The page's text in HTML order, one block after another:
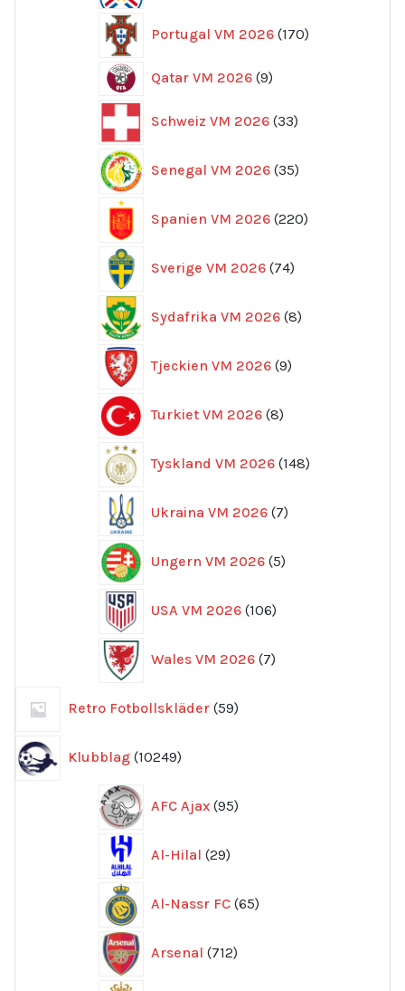
Portugal VM 2026 170
produkter
Qatar VM 2026 99
Schweiz VM 2026 33
produkter
Senegal VM 2026 35
produkter
Spanien VM 2026 220
produkter
Sverige VM 2026 74
produkter
Sydafrika VM 2026 8
produkter
Tjeckien VM 2026 9
produkter
Turkiet VM 2026 8
produkter
Tyskland VM 2026 148
produkter
Ukraina VM 2026 7
produkter
Ungern VM 2026 5
produkter
USA VM 2026 106
produkter
Wales VM 2026 7
produkter
Retro Fotbollskläder 59
produkter
Klubblag 10249
produkter
AFC Ajax 95
produkter
Al-Hilal 29
produkter
Al-Nassr FC 65
produkter
Arsenal 712
produkter